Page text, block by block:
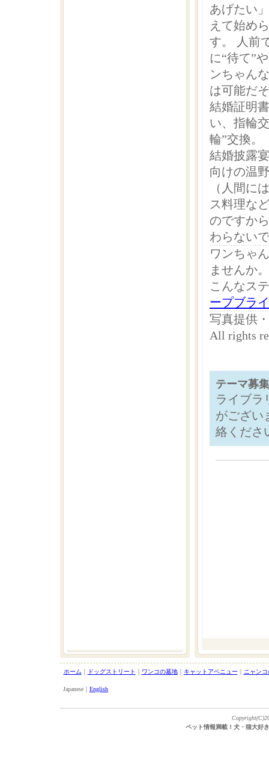
あげたい
えて始め
す。 人前
に“待て”
ンちゃん
は可能だ
結婚証明
い、指輪
輪”交換。
結婚披露
向けの温
（人間に
ス料理な
のですか
わらない
ワンちゃ
ませんか。
こんなス
ープブラ
写真提供
All rights
テーマ募
ライブラ
がござい
絡くださ
ホーム ｜ ドッグストリート ｜ ワンコの墓地｜ キャットアベニュー ｜ ニャン
Japanese｜ English
ペット情報満載！犬・猫大好